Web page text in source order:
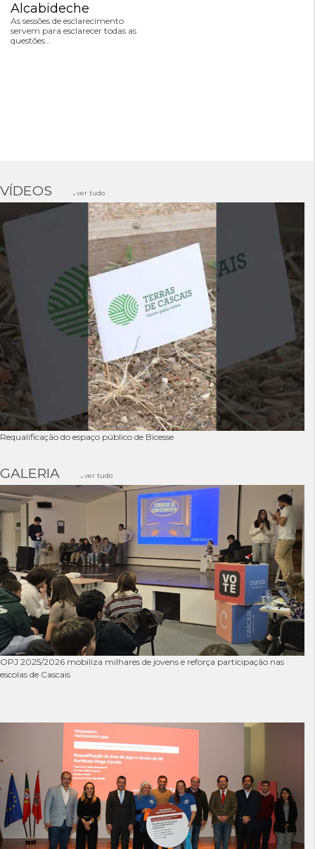
Alcabideche
As sessões de esclarecimento
servem para esclarecer todas as
questões…
VÍDEOS ver tudo
Requalificação do espaço público de Bicesse
GALERIA ver tudo
OPJ 2025/2026 mobiliza milhares de jovens e reforça participação nas
escolas de Cascais